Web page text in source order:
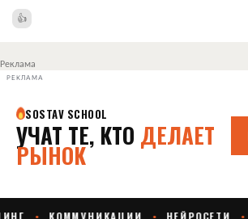
Реклама
РЕКЛАМА